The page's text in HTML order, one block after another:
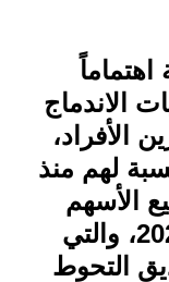
الاندماج
الأفراد،
لهم منذ
الأسهم
على المكشوف في عام 2021، والتي
التحوط